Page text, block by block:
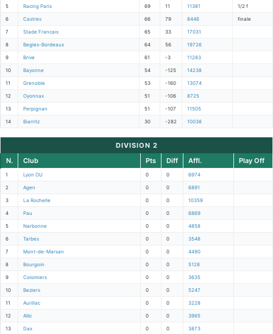
5 Racing Paris 69 11 11381 1/2 f
6 Castres 66 79 8446 finale
7 Stade Francais 65 33 17031
8 Begles-Bordeaux 64 56 19726
9 Brive 61 -3 11283
10 Bayonne 54 -125 14238
11 Grenoble 53 -160 13074
12 Oyonnax 51 -106 8725
13 Perpignan 51 -107 11505
14 Biarritz 30 -282 10038
DIVISION 2
N.
Club Pts Diff Affl. Play Off
1 Lyon OU 0 0 6974
2 Agen 0 0 6891
3 La Rochelle 0 0 10359
4 Pau 0 0 6869
5 Narbonne 0 0 4858
6 Tarbes 0 0 3548
7 Mont-de-Marsan 0 0 4490
8 Bourgoin 0 0 5128
9 Colomiers 0 0 3635
10 Beziers 0 0 5247
11 Aurillac 0 0 3228
12 Albi 0 0 3965
13 Dax 0 0 3873